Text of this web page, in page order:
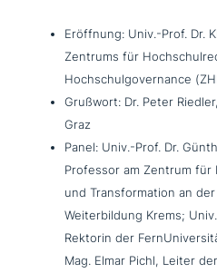
Eröffnung: Univ.-Prof. Dr.
Zentrums für
Hochschulgovernance
Grußwort: Dr. Peter
Graz
Panel: Univ.-Prof. Dr.
Professor am Zentrum für
und Transformation an
Weiterbildung Krems;
Rektorin der
Mag. Elmar Pichl, Leiter